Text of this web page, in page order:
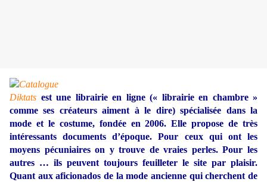
Diktats est une librairie en ligne (« librairie en chambre »
comme ses créateurs aiment à le dire) spécialisée dans la
mode et le costume, fondée en 2006. Elle propose de très
intéressants documents d’époque. Pour ceux qui ont les
moyens pécuniaires on y trouve de vraies perles. Pour les
autres … ils peuvent toujours feuilleter le site par plaisir.
Quant aux aficionados de la mode ancienne qui cherchent de